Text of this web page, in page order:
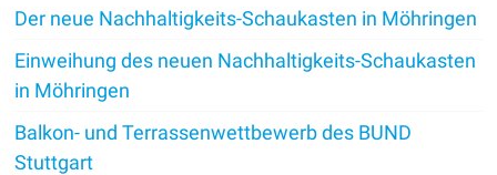
Der neue Nachhaltigkeits-Schaukasten in Möhringen
Einweihung des neuen Nachhaltigkeits-Schaukasten
in Möhringen
Balkon- und Terrassenwettbewerb des BUND
Stuttgart